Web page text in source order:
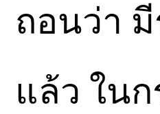
ถอนว่า
แล้ว ใน